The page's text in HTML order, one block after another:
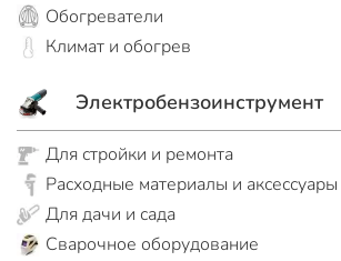
Обогреватели
Климат и обогрев
Электробензоинструмент
Для стройки и ремонта
Расходные материалы и аксессуары
Для дачи и сада
Сварочное оборудование